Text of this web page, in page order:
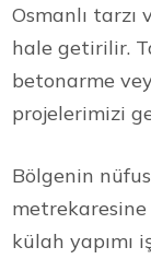
Osmanlı
hale getirilir.
betonarme
projelerimizi
Bölgenin
metrekaresine
külah yapımı